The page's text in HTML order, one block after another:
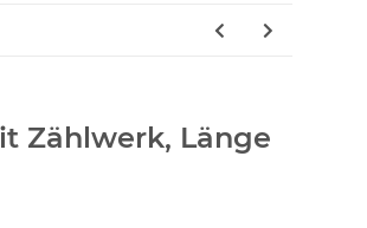
Zählwerk, Länge